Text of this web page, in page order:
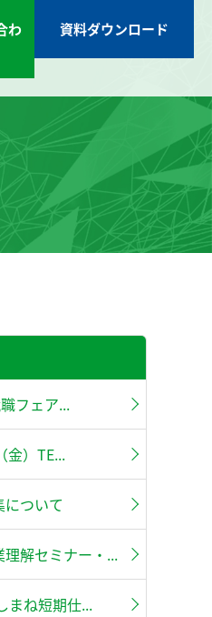
わ
資料ダウンロード
フェア...
金）TE...
について
理解セミナー・...
まね短期仕...